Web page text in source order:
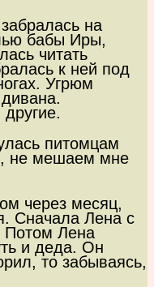
на
бабы Иры,
читать
к ней под
Угрюм
питомцам
не мешаем мне
через месяц,
Сначала Лена с
Потом Лена
и деда. Он
то забываясь,